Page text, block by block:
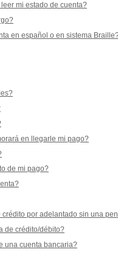
mi estado de cuenta?
en español o en sistema
en llegarle mi pago?
de mi pago?
por adelantado sin una
de crédito/débito?
una cuenta bancaria?